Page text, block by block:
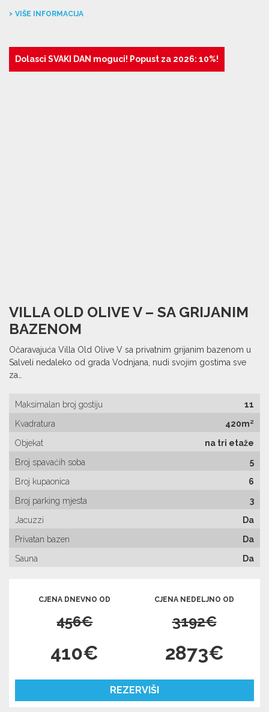
VIŠE INFORMACIJA
Dolasci SVAKI DAN moguci! Popust za 2026: 10%!
VILLA OLD OLIVE V – SA GRIJANIM
BAZENOM
Očaravajuća Villa Old Olive V sa privatnim grijanim bazenom u
Salveli nedaleko od grada Vodnjana, nudi svojim gostima sve
za…
Maksimalan broj gostiju
11
Kvadratura
420m²
Objekat
na tri etaže
Broj spavaćih soba
5
Broj kupaonica
6
Broj parking mjesta
3
Jacuzzi
Da
Privatan bazen
Da
Sauna
Da
CJENA DNEVNO OD
456€
CJENA NEDELJNO OD
3192€
410€ 2873€
REZERVIŠI